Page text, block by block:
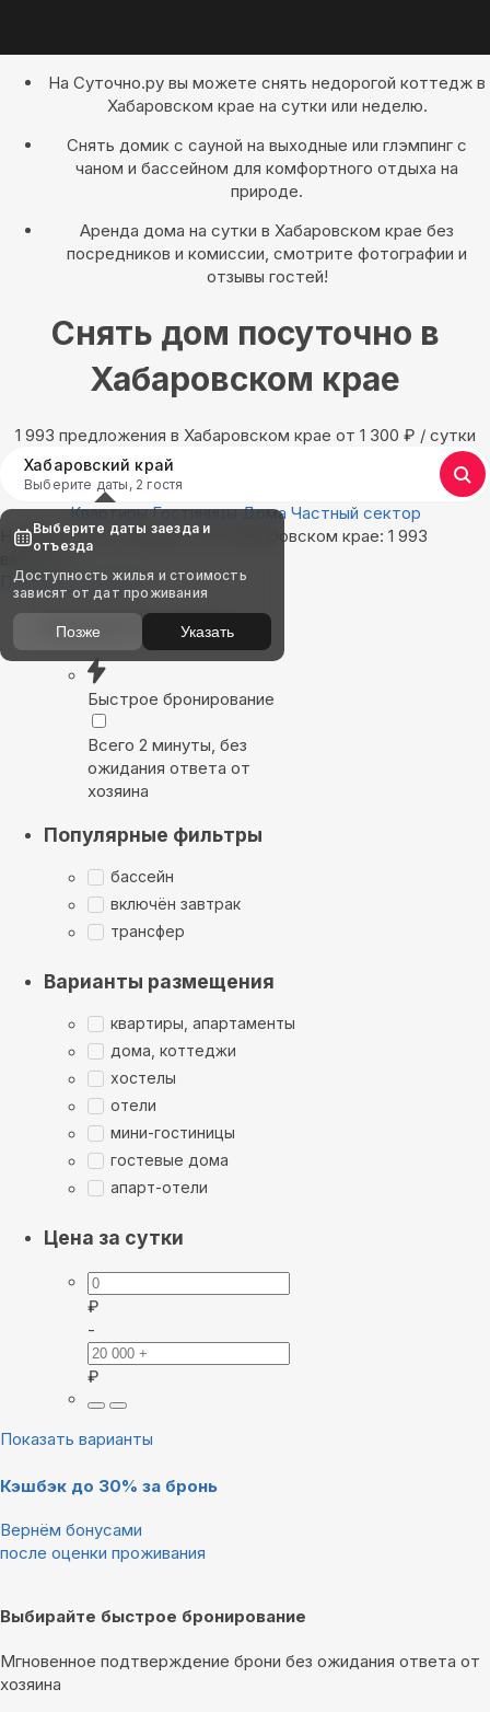
На Суточно.ру вы можете снять недорогой коттедж в
Хабаровском крае на сутки или неделю.
Снять домик с сауной на выходные или глэмпинг с
чаном и бассейном для комфортного отдыха на
природе.
Аренда дома на сутки в Хабаровском крае без
посредников и комиссии, смотрите фотографии и
отзывы гостей!
Снять дом посуточно в
Хабаровском крае
1 993 предложения в Хабаровском крае oт 1 300 ₽ / сутки
Хабаровский край
Выберите даты, 2 гостя
Квартиры Гостиницы Дома Частный сектор
Найдём, где остановиться в Хабаровском крае: 1 993
Показать на карте
Выбирайте лучшее
Быстрое бронирование
Всего 2 минуты, без
ожидания ответа от
хозяина
Популярные фильтры
бассейн
включён завтрак
трансфер
Варианты размещения
квартиры, апартаменты
дома, коттеджи
хостелы
отели
мини-гостиницы
гостевые дома
апарт-отели
Цена за сутки
₽
-
₽
Показать варианты
Кэшбэк до 30% за бронь
Вернём бонусами
после оценки проживания
Выбирайте быстрое бронирование
Мгновенное подтверждение брони без ожидания ответа от
хозяина
Выберите даты заезда и
отъезда
Доступность жилья и стоимость
зависят от дат проживания
Позже Указать